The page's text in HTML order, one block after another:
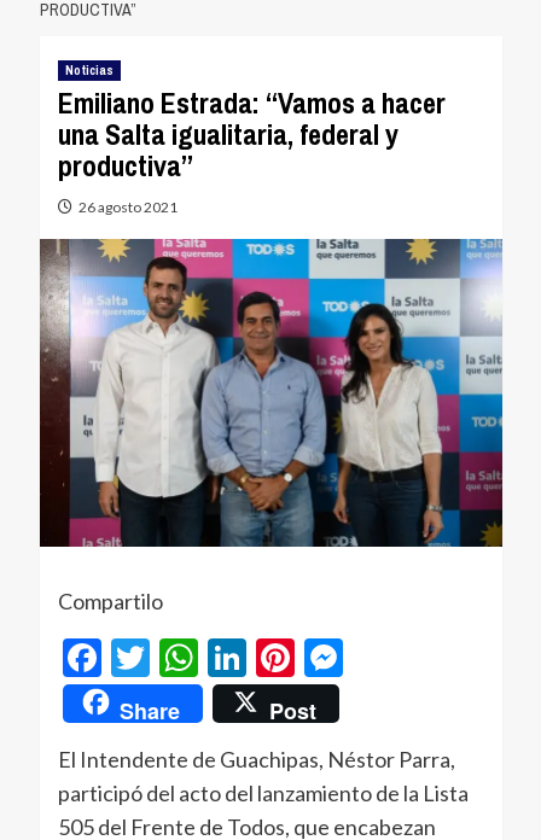
PRODUCTIVA”
Noticias
Emiliano Estrada: “Vamos a hacer
una Salta igualitaria, federal y
productiva”
26 agosto 2021
Compartilo
Facebook
Twitter
WhatsApp
LinkedIn
Pinterest
Messenger
Share Post
El Intendente de Guachipas, Néstor Parra,
participó del acto del lanzamiento de la Lista
505 del Frente de Todos, que encabezan